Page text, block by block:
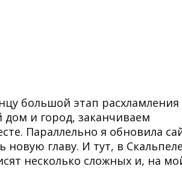
большой этап расхламления
и город, заканчиваем
Параллельно я обновила
главу. И тут, в
несколько сложных и, на